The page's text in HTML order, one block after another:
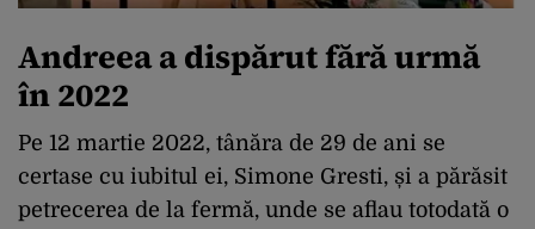
Andreea a dispărut fără urmă
în 2022
Pe 12 martie 2022, tânăra de 29 de ani se
certase cu iubitul ei, Simone Gresti, și a părăsit
petrecerea de la fermă, unde se aflau totodată o